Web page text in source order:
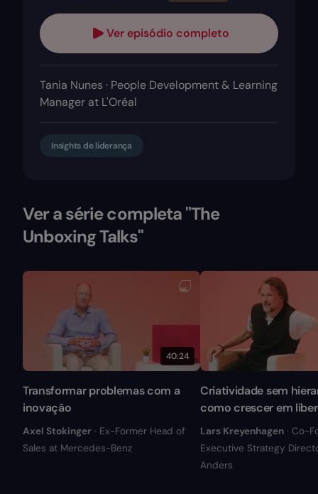
Ver episódio completo
Tania Nunes · People Development & Learning
Manager at L'Oréal
Insights de liderança
Ver a série completa "The
Unboxing Talks"
40:24
Transformar problemas com a
inovação
Axel Stokinger · Ex-Former Head of
Sales at Mercedes-Benz
Criatividade sem
como crescer em
Lars Kreyenhagen · Co-
Executive Strategy
Anders